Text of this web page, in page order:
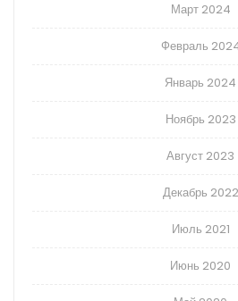
Март 2024
Февраль
Январь 2024
Ноябрь 2023
Август 2023
Декабрь 2022
Июль 2021
Июнь 2020